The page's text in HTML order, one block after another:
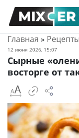
Главная » Рецепты
12 июня 2026, 15:07
Сырные
восторге от